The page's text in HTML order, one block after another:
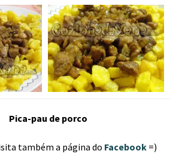
Pica-pau de porco
também a página do Facebook =)